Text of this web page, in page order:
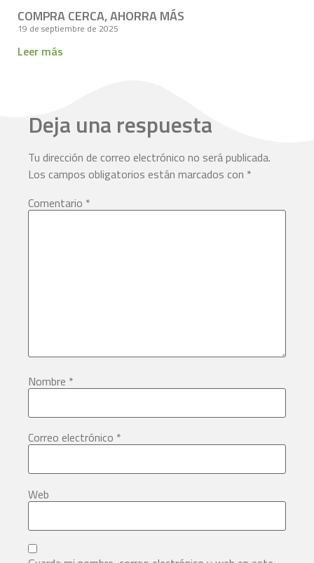
COMPRA CERCA, AHORRA MÁS
19 de septiembre de 2025
Leer más
Deja una respuesta
Tu dirección de correo electrónico no será publicada.
Los campos obligatorios están marcados con *
Comentario *
Nombre *
Correo electrónico *
Web